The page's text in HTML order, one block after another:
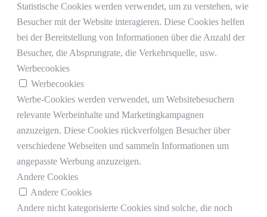
Statistische Cookies werden verwendet, um zu verstehen, wie
Besucher mit der Website interagieren. Diese Cookies helfen
bei der Bereitstellung von Informationen über die Anzahl der
Besucher, die Absprungrate, die Verkehrsquelle, usw.
Werbecookies
Werbecookies
Werbe-Cookies werden verwendet, um Websitebesuchern
relevante Werbeinhalte und Marketingkampagnen
anzuzeigen. Diese Cookies rückverfolgen Besucher über
verschiedene Webseiten und sammeln Informationen um
angepasste Werbung anzuzeigen.
Andere Cookies
Andere Cookies
Andere nicht kategorisierte Cookies sind solche, die noch